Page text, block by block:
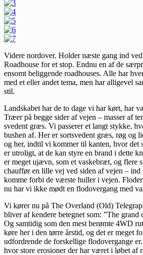
Videre nordover. Holder næste gang ind
Roadhouse for et stop. Endnu en af de
ensomt beliggende roadhouses. Alle har
med et eller andet tema, men har alligevel
stil.
Landskabet har de to dage vi har kørt, har
Træer på begge sider af vejen – masser af
svedent græs. Vi passerer et langt stykke,
bushen af. Her er sortsvedent græs, røg og
og her, indtil vi kommer til kanten, hvor
er utroligt, at de kan styre en brand i dette
er meget ujævn, som et vaskebræt, og flere
chauffør en lille vej ved siden af vejen –
komme forbi de værste huller i vejen.
nu har vi ikke mødt en flodovergang med
Vi kører nu på The Overland (Old)
bliver af kendere betegnet som: ”The grand
Og samtidig som den mest berømte 4WD
køre her i den tørre årstid, og det er meget
udfordrende de forskellige flodovergange
hvor store erosioner der har været i løbet af